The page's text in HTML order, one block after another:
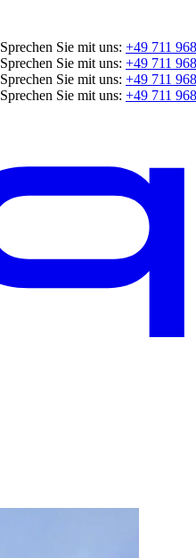
Sprechen Sie mit uns: +49 711
Sprechen Sie mit uns: +49 711
Sprechen Sie mit uns: +49 711
Sprechen Sie mit uns: +49 711